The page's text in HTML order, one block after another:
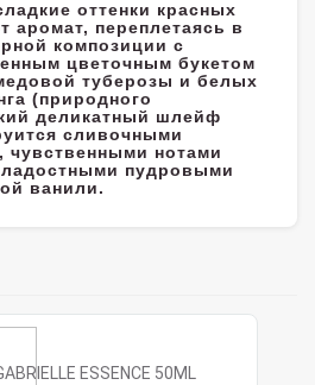
оттенки красных
аромат, переплетаясь в
композиции с
цветочным букетом
туберозы и белых
(природного
деликатный шлейф
сливочными
чувственными нотами
пудровыми
ванили.
ESSENCE 50ML